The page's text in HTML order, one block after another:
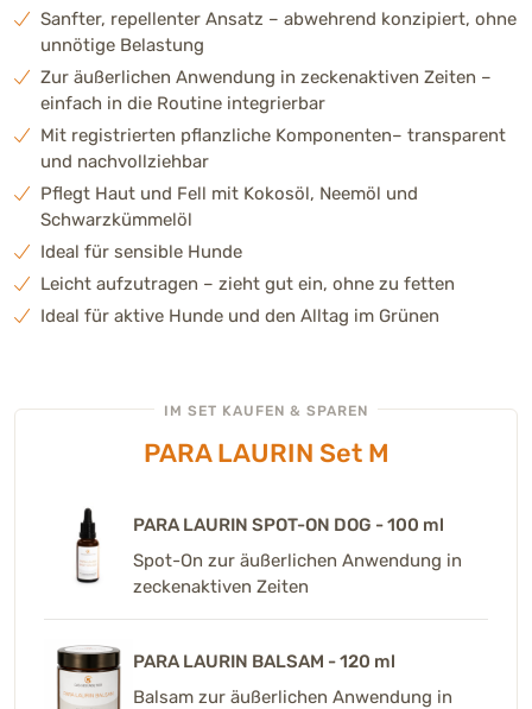
Sanfter, repellenter Ansatz – abwehrend konzipiert, ohne
unnötige Belastung
Zur äußerlichen Anwendung in zeckenaktiven Zeiten –
einfach in die Routine integrierbar
Mit registrierten pflanzliche Komponenten– transparent
und nachvollziehbar
Pflegt Haut und Fell mit Kokosöl, Neemöl und
Schwarzkümmelöl
Ideal für sensible Hunde
Leicht aufzutragen – zieht gut ein, ohne zu fetten
Ideal für aktive Hunde und den Alltag im Grünen
IM SET KAUFEN & SPAREN
PARA LAURIN Set M
PARA LAURIN SPOT-ON DOG - 100 ml
Spot-On zur äußerlichen Anwendung in
zeckenaktiven Zeiten
PARA LAURIN BALSAM - 120 ml
Balsam zur äußerlichen Anwendung in